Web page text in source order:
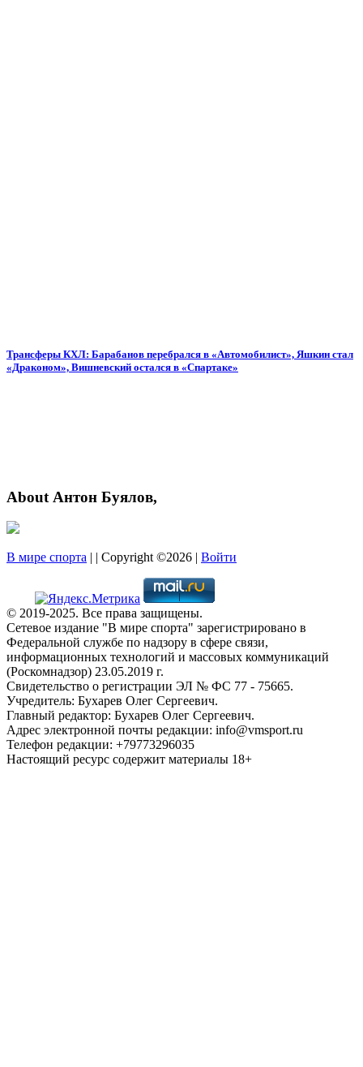
Трансферы КХЛ: Барабанов перебрался в «Автомобилист», Яшкин стал
«Драконом», Вишневский остался в «Спартаке»
About Антон Буялов,
В мире спорта | | Copyright ©2026 | Войти
© 2019-2025. Все права защищены.
Сетевое издание "В мире спорта" зарегистрировано в
Федеральной службе по надзору в сфере связи,
информационных технологий и массовых коммуникаций
(Роскомнадзор) 23.05.2019 г.
Свидетельство о регистрации ЭЛ № ФС 77 - 75665.
Учредитель: Бухарев Олег Сергеевич.
Главный редактор: Бухарев Олег Сергеевич.
Адрес электронной почты редакции: info@vmsport.ru
Телефон редакции: +79773296035
Настоящий ресурс содержит материалы 18+